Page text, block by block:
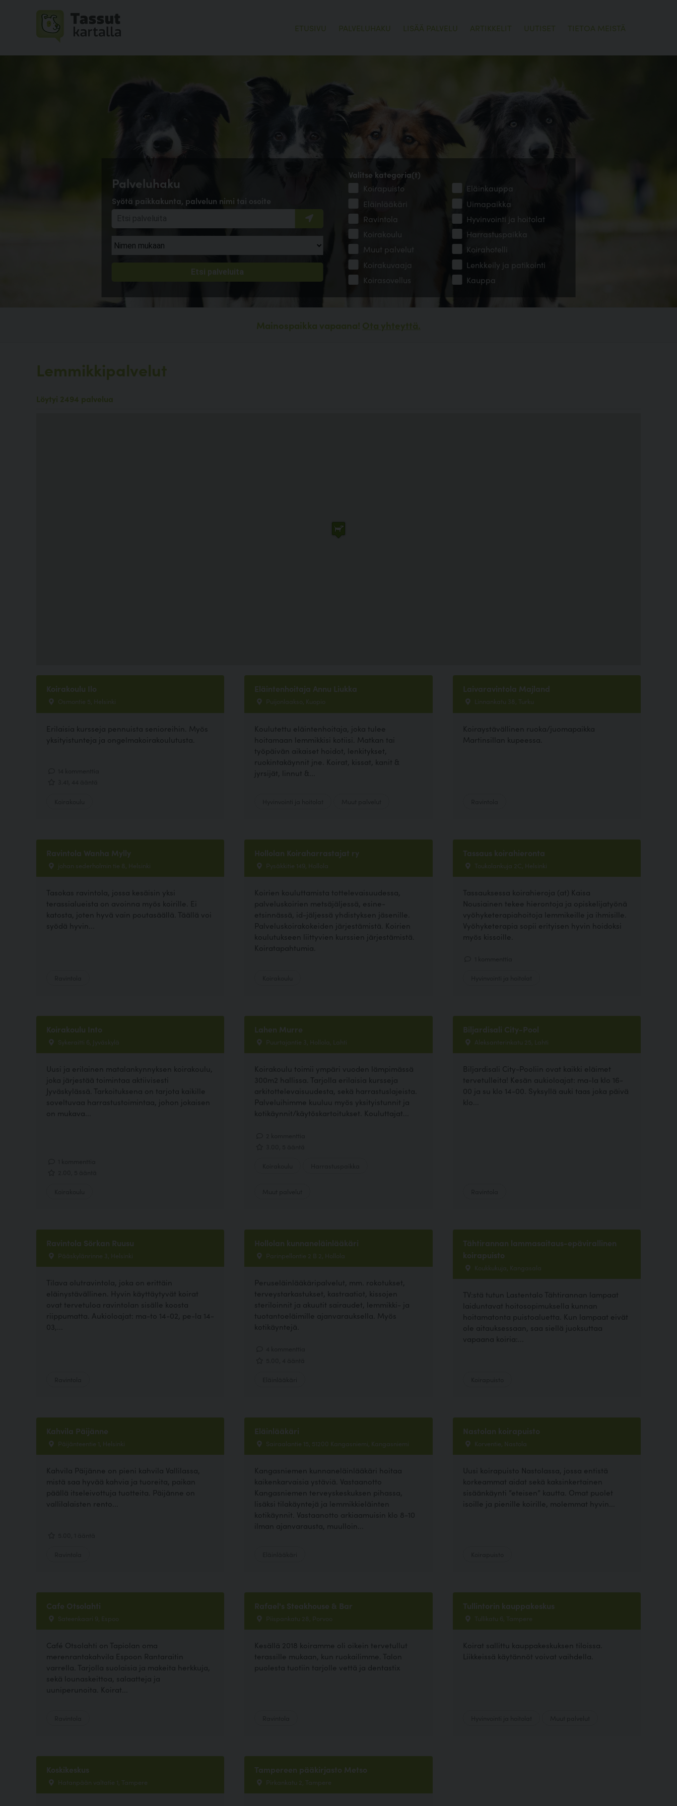
ETUSIVU PALVELUHAKU LISÄÄ PALVELU ARTIKKELIT UUTISET TIETOA MEISTÄ
Palveluhaku
Syötä paikkakunta, palvelun nimi tai osoite
Valitse kategoria(t)
Koirapuisto
Eläinkauppa
Eläinlääkäri
Uimapaikka
Ravintola
Hyvinvointi ja hoitolat
Koirakoulu
Harrastuspaikka
Muut palvelut
Koirahotelli
Koirakuvaaja
Lenkkeily ja patikointi
Koirasovellus
Kauppa
Mainospaikka vapaana! Ota yhteyttä.
Lemmikkipalvelut
Löytyi 2494 palvelua
Koirakoulu Ilo
Osmontie 5, Helsinki
Erilaisia kursseja pennuista senioreihin. Myös
yksityistunteja ja ongelmakoirakoulutusta.
Eläintenhoitaja Annu Liukka
Puijonlaakso, Kuopio
Koulutettu eläintenhoitaja, joka tulee
hoitamaan lemmikkisi kotiisi. Matkan tai
työpäivän aikaiset hoidot, lenkitykset,
ruokintakäynnit jne. Koirat, kissat, kanit &
jyrsijät, linnut &...
Laivaravintola Majland
Linnankatu 38, Turku
Koiraystävällinen ruoka/juomapaikka
Martinsillan kupeessa.
Ravintola Wanha Mylly
johan sederholmin tie 8, Helsinki
Tasokas ravintola, jossa kesäisin yksi
terassialueista on avoinna myös koirille. Ei
katosta, joten hyvä vain poutasäällä. Täällä voi
syödä hyvin...
Hollolan Koiraharrastajat ry
Pysäkkitie 149, Hollola
Koirien kouluttamista tottelevaisuudessa,
palveluskoirien metsäjäljessä, esine-
etsinnässä, id-jäljessä yhdistyksen jäsenille.
Palveluskoirakokeiden järjestämistä. Koirien
koulutukseen liittyvien kurssien järjestämistä.
Koiratapahtumia.
Tassaus koirahieronta
Toukolankuja 2C, Helsinki
Tassauksessa koirahieroja (at) Kaisa
Nousiainen tekee hierontoja ja opiskelijatyönä
vyöhyketerapiahoitoja lemmikeille ja ihmisille.
Vyöhyketerapia sopii erityisen hyvin hoidoksi
myös kissoille.
Koirakoulu Into
Sykeraitti 6, Jyväskylä
Uusi ja erilainen matalankynnyksen koirakoulu,
joka järjestää toimintaa aktiivisesti
Jyväskylässä. Tarkoituksena on tarjota kaikille
soveltuvaa harrastustoimintaa, johon jokaisen
on mukava...
Lahen Murre
Puurtajantie 3, Hollola, Lahti
Koirakoulu toimii ympäri vuoden lämpimässä
300m2 hallissa. Tarjolla erilaisia kursseja
arkitottelevaisuudesta, sekä harrastuslajeista.
Palveluihimme kuuluu myös yksityistunnit ja
kotikäynnit/käytöskartoitukset. Kouluttajat...
Biljardisali City-Pool
Aleksanterinkatu 25, Lahti
Biljardisali City-Pooliin ovat kaikki eläimet
tervetulleita! Kesän aukioloajat: ma-la klo 16-
00 ja su klo 14-00. Syksyllä auki taas joka päivä
klo...
Ravintola Sörkan Ruusu
Pääskylänrinne 3, Helsinki
Tilava olutravintola, joka on erittäin
eläinystävällinen. Hyvin käyttäytyvät koirat
ovat tervetuloa ravintolan sisälle koosta
riippumatta. Aukioloajat: ma-to 14-02, pe-la 14-
03,...
Hollolan kunnaneläinlääkäri
Parinpellontie 2 B 2, Hollola
Peruseläinlääkäripalvelut, mm. rokotukset,
terveystarkastukset, kastraatiot, kissojen
steriloinnit ja akuutit sairaudet, lemmikki- ja
tuotantoeläimille ajanvarauksella. Myös
kotikäyntejä.
Tähtirannan lammasaitaus-epävirallinen
koirapuisto
Koukkukuja, Kangasala
TV:stä tutun Lastentalo Tähtirannan lampaat
laiduntavat hoitosopimuksella kunnan
hoitamatonta puistoaluetta. Kun lampaat eivät
ole aitauksessaan, saa siellä juoksuttaa
vapaana koiria:...
Kahvila Päijänne
Päijänteentie 1, Helsinki
Kahvila Päijänne on pieni kahvila Vallilassa,
mistä saa hyvää kahvia ja tuoreita, paikan
päällä itseleivottuja tuotteita. Päijänne on
vallilalaisten rento...
Eläinlääkäri
Sairaalantie 15, 51200 Kangasniemi, Kangasniemi
Kangasniemen kunnaneläinlääkäri hoitaa
kaikenkarvaisia ystäviä. Vastaanotto
Kangasniemen terveyskeskuksen pihassa,
lisäksi tilakäyntejä ja lemmikkieläinten
kotikäynnit. Vastaanotto arkiaamuisin klo 8-10
ilman ajanvarausta, muulloin...
Nastolan koirapuisto
Korventie, Nastola
Uusi koirapuisto Nastolassa, jossa entistä
korkeammat aidat sekä kaksinkertainen
sisäänkäynti ”eteisen” kautta. Omat puolet
isoille ja pienille koirille, molemmat hyvin...
Cafe Otsolahti
Sateenkaari 9, Espoo
Café Otsolahti on Tapiolan oma
merenrantakahvila Espoon Rantaraitin
varrella. Tarjolla suolaisia ja makeita herkkuja,
sekä lounaskeittoa, salaatteja ja
uuniperunoita. Koirat...
Rafael's Steakhouse & Bar
Piispankatu 28, Porvoo
Kesällä 2018 koiramme oli oikein tervetullut
terassille mukaan, kun ruokailimme. Talon
puolesta tuotiin tarjolle vettä ja dentastix
Tullintorin kauppakeskus
Tullikatu 6, Tampere
Koirat sallittu kauppakeskuksen tiloissa.
Liikkeissä käytännöt voivat vaihdella.
Koskikeskus
Hatanpään valtatie 1, Tampere
Tampereen pääkirjasto Metso
Pirkankatu 2, Tampere